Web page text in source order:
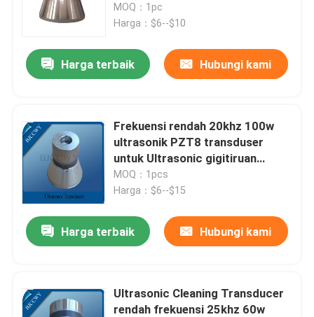
Produk
MOQ：1pc
Harga：$6--$10
Harga terbaik Hubungi kami
Frekuensi rendah 20khz 100w
ultrasonik PZT8 transduser
untuk Ultrasonic gigitiruan
cleaner
MOQ：1pcs
Harga：$6--$15
Harga terbaik Hubungi kami
Ultrasonic Cleaning Transducer
rendah frekuensi 25khz 60w